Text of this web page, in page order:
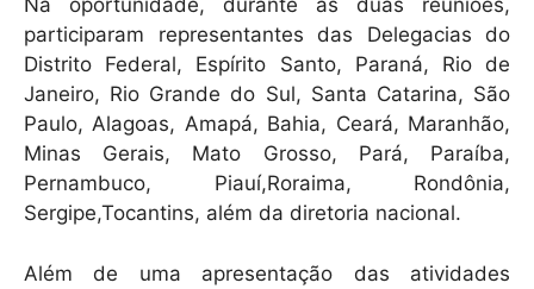
Na oportunidade, durante as duas reuniões,
participaram representantes das Delegacias do
Distrito Federal, Espírito Santo, Paraná, Rio de
Janeiro, Rio Grande do Sul, Santa Catarina, São
Paulo, Alagoas, Amapá, Bahia, Ceará, Maranhão,
Minas Gerais, Mato Grosso, Pará, Paraíba,
Pernambuco, Piauí,Roraima, Rondônia,
Sergipe,Tocantins, além da diretoria nacional.
Além de uma apresentação das atividades